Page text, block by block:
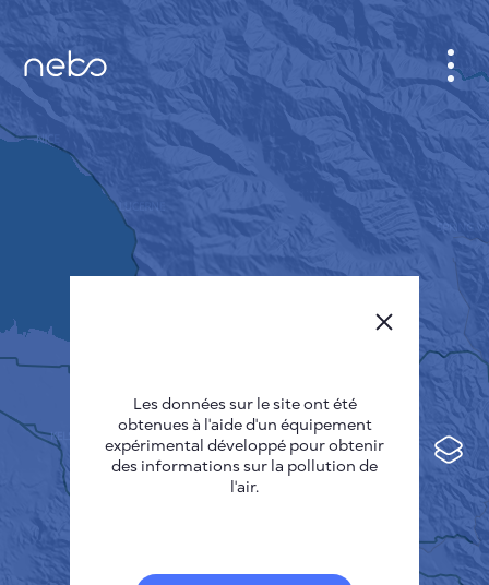
Capteurs
Taches thermiques
CABINET
CARTES DES VILLES
SENSOR NEBO
A PROPOS DE NOUS
Deutsch
Español
Français
Les données sur le site ont été
obtenues à l'aide d'un équipement
expérimental développé pour obtenir
des informations sur la pollution de
l'air.